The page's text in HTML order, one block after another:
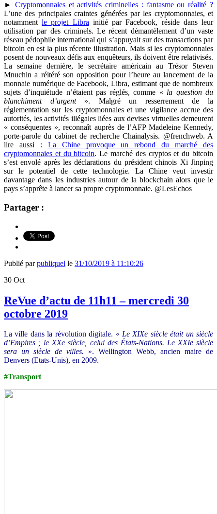
► Cryptomonnaies et activités criminelles : fantasme ou réalité ?
L’une des principales craintes générées par les cryptomonnaies, et
notammentle projet Libra initié par Facebook, réside dans leur
utilisation par des criminels. Le récent démantèlement d’un vaste
réseau pédophile international qui s’appuyait sur des transactions par
bitcoin en est la plus récente illustration. Mais si les cryptomonnaies
posent de nouveaux défis aux enquêteurs, ils doivent être relativisés.
La semaine dernière, le secrétaire américain au Trésor Steven
Mnuchin a réitéré son opposition pour l’heure au lancement de la
monnaie numérique de Facebook, Libra, estimant que de nombreux
sujets d’inquiétude n’étaient pas réglés, comme « la question du
blanchiment d’argent». Malgré un resserrement de la
réglementation sur les cryptomonnaies et une vigilance accrue des
autorités, les activités illégales liées aux devises virtuelles demeurent
« conséquentes », reconnaît auprès de l’AFP Madeleine Kennedy,
porte-parole du cabinet de recherche Chainalysis. @frenchweb. A
lire aussi : La Chine provoque un rebond du marché des
cryptomonnaies et du bitcoin. Le marché des cryptos et du bitcoin
s’est envolé après les déclarations du président chinois Xi Jinping
sur le potentiel de cette technologie. La Chine veut investir
davantage dans les industries autour de la blockchain alors que le
pays s’apprête à lancer sa propre cryptomonnaie. @LesEchos
Partager :
Publié parpubliquel le 31/10/2019 à 11:10:26
30 Oct
ReVue d’actu de 11h11 – mercredi 30
octobre 2019
La ville dans la révolution digitale. « Le XIXe siècle était un siècle
d’Empires ; le XXe siècle, celui des États-Nations. Le XXIe siècle
sera un siècle de villes. ». Wellington Webb, ancien maire de
Denvers (Etats-Unis), en 2009.
#Transport